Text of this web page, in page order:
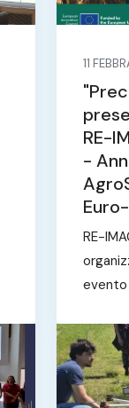
11
RE-
-
RE-
evento